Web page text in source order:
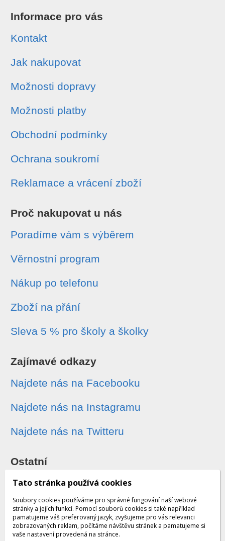
Informace pro vás
Kontakt
Jak nakupovat
Možnosti dopravy
Možnosti platby
Obchodní podmínky
Ochrana soukromí
Reklamace a vrácení zboží
Proč nakupovat u nás
Poradíme vám s výběrem
Věrnostní program
Nákup po telefonu
Zboží na přání
Sleva 5 % pro školy a školky
Zajímavé odkazy
Najdete nás na Facebooku
Najdete nás na Instagramu
Najdete nás na Twitteru
Ostatní
Sledování zásilek
Dárkové poukazy
Obchodní podmínky - archiv
Tato stránka používá cookies
Soubory cookies používáme pro správné fungování naší webové
stránky a jejích funkcí. Pomocí souborů cookies si také například
pamatujeme váš preferovaný jazyk, zvyšujeme pro vás relevanci
zobrazovaných reklam, počítáme návštěvu stránek a pamatujeme si
vaše nastavení provedená na stránce.